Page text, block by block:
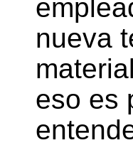
nueva
eso es